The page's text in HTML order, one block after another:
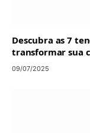
Descubra as 7
transformar sua
09/07/2025